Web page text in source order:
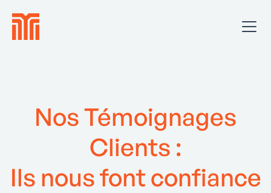
Nos Témoignages
Clients :
Ils nous font confiance